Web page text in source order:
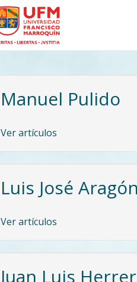
Manuel Pulido
Ver artículos
Luis José
Ver artículos
Juan Luis